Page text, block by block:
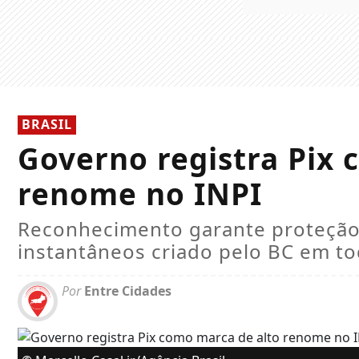
BRASIL
Governo registra Pix
renome no INPI
Reconhecimento garante
instantâneos criado pelo BC em
PorEntre Cidades